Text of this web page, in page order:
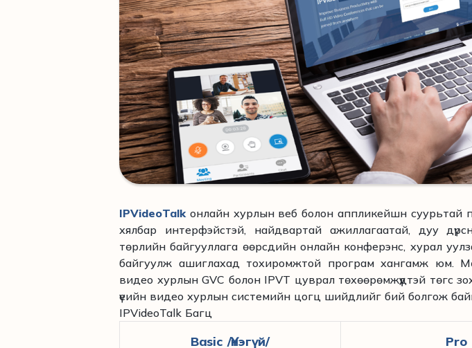
IPVideoTalk онлайн хурлын веб болон аппликейшн суурьтай
хялбар интерфэйстэй, найдвартай ажиллагаатай, дуу
төрлийн байгууллага өөрсдийн онлайн конферэнс, хурал
байгуулж ашиглахад тохиромжтой програм хангамж юм.
видео хурлын GVC болон IPVТ цуврал төхөөрөмжүүдтэй төгс
үеийн видео хурлын системийн цогц шийдлийг бий болгож
IPVideoTalk Багц
Basic /Үнэгүй/ Pro